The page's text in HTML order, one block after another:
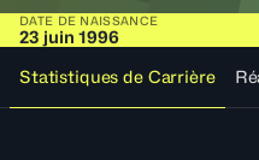
DATE DE NAISSANCE
23 juin 1996
Statistiques de Carrière